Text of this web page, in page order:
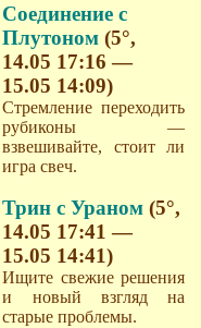
Соединение с
Плутоном(5°,
14.05 17:16 —
15.05 14:09)
Стремление переходить
рубиконы —
взвешивайте, стоит ли
игра свеч.
Трин с Ураном(5°,
14.05 17:41 —
15.05 14:41)
Ищите свежие решения
и новый взгляд на
старые проблемы.